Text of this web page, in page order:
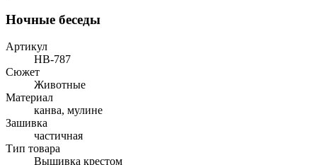
Ночные беседы
Артикул
НВ-787
Сюжет
Животные
Материал
канва, мулине
Зашивка
частичная
Тип товара
Вышивка крестом